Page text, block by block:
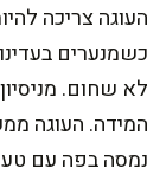
העוגה צריכה
כשמנערים
לא שחום.
המידה. העוגה
נמסה בפה עם